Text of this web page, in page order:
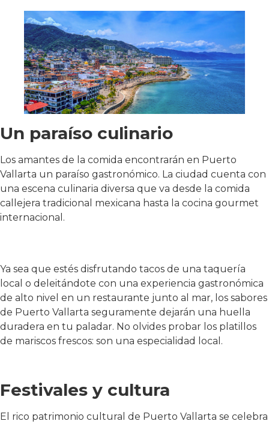
Un paraíso culinario
Los amantes de la comida encontrarán en Puerto
Vallarta un paraíso gastronómico. La ciudad cuenta con
una escena culinaria diversa que va desde la comida
callejera tradicional mexicana hasta la cocina gourmet
internacional.
Ya sea que estés disfrutando tacos de una taquería
local o deleitándote con una experiencia gastronómica
de alto nivel en un restaurante junto al mar, los sabores
de Puerto Vallarta seguramente dejarán una huella
duradera en tu paladar. No olvides probar los platillos
de mariscos frescos: son una especialidad local.
Festivales y cultura
El rico patrimonio cultural de Puerto Vallarta se celebra